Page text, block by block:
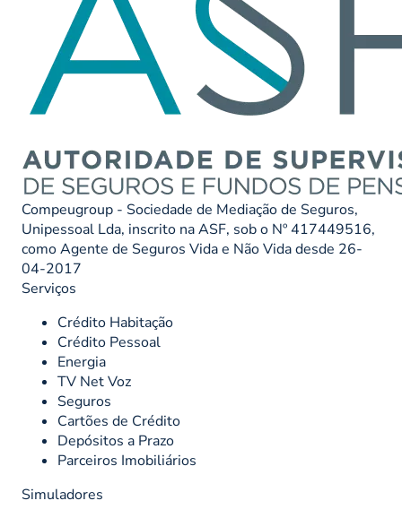
Compeugroup - Sociedade de Mediação de Seguros,
Unipessoal Lda, inscrito na ASF, sob o Nº 417449516,
como Agente de Seguros Vida e Não Vida desde 26-
04-2017
Serviços
Crédito Habitação
Crédito Pessoal
Energia
TV Net Voz
Seguros
Cartões de Crédito
Depósitos a Prazo
Parceiros Imobiliários
Simuladores